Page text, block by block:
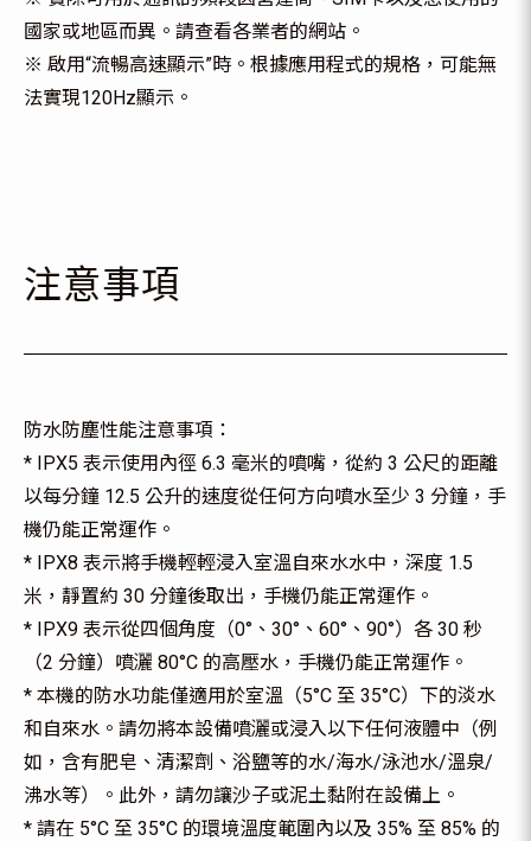
國家或地區而異。請查看各業者的網站。
※ 啟用“流暢高速顯示”時。根據應用程式的規格，可能無
法實現120Hz顯示。
注意事項
防水防塵性能注意事項：
* IPX5 表示使用內徑 6.3 毫米的噴嘴，從約 3 公尺的距離
以每分鐘 12.5 公升的速度從任何方向噴水至少 3 分鐘，手
機仍能正常運作。
* IPX8 表示將手機輕輕浸入室溫自來水水中，深度 1.5
米，靜置約 30 分鐘後取出，手機仍能正常運作。
* IPX9 表示從四個角度（0°、30°、60°、90°）各 30 秒
（2 分鐘）噴灑 80°C 的高壓水，手機仍能正常運作。
* 本機的防水功能僅適用於室溫（5°C 至 35°C）下的淡水
和自來水。請勿將本設備噴灑或浸入以下任何液體中（例
如，含有肥皂、清潔劑、浴鹽等的水/海水/泳池水/溫泉/
沸水等）。此外，請勿讓沙子或泥土黏附在設備上。
* 請在 5°C 至 35°C 的環境溫度範圍內以及 35% 至 85% 的